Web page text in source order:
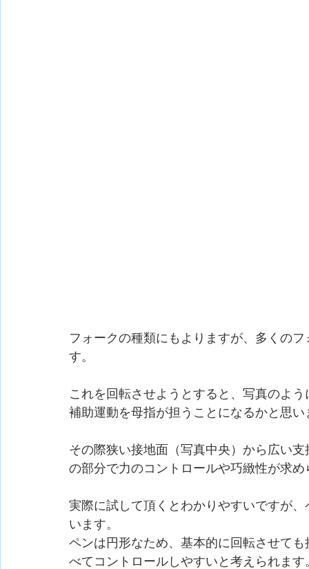
フォークの種類にもよりますが、多くの
す。
これを回転させようとすると、写真のよ
補助運動を母指が担うことになるかと思い
その際狭い接地面（写真中央）から広い
の部分で力のコントロールや巧緻性が求め
実際に試して頂くとわかりやすいですが
います。
ペンは円形なため、基本的に回転させて
べてコントロールしやすいと考えられます